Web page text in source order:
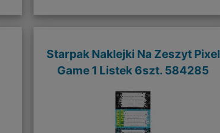
Starpak Naklejki Na Zeszyt Pixel
Game 1 Listek 6szt. 584285